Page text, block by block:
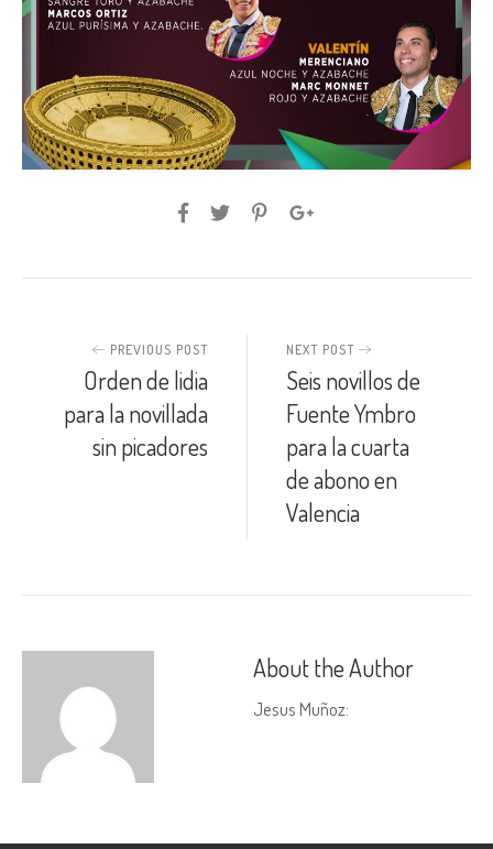
PREVIOUS POST
Orden de lidia
para la novillada
sin picadores
NEXT POST
Seis novillos de
Fuente Ymbro
para la cuarta
de abono en
Valencia
About the Author
Jesus Muñoz: